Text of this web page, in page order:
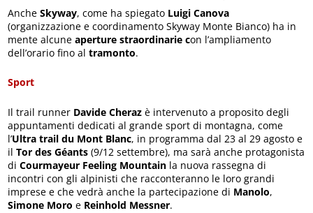
AncheSkyway, come ha spiegato Luigi Canova
(organizzazione e coordinamento Skyway Monte Bianco) ha in
mente alcuneaperture straordinarie con l’ampliamento
dell’orario fino altramonto.
Sport
Il trail runner Davide Cheraz è intervenuto a proposito degli
appuntamenti dedicati al grande sport di montagna, come
l’Ultra trail du Mont Blanc, in programma dal 23 al 29 agosto e
ilTor des Géants (9/12 settembre), ma sarà anche protagonista
diCourmayeur Feeling Mountain la nuova rassegna di
incontri con gli alpinisti che racconteranno le loro grandi
imprese e che vedrà anche la partecipazione di Manolo,
Simone Moro e Reinhold Messner.